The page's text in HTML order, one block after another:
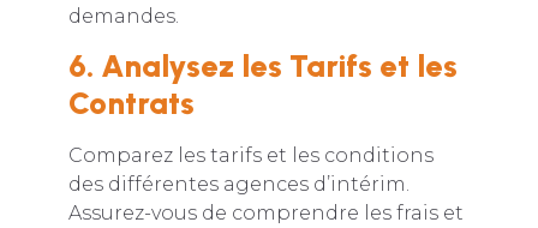
demandes.
6. Analysez les Tarifs et les
Contrats
Comparez les tarifs et les conditions
des différentes agences d’intérim.
Assurez-vous de comprendre les frais et